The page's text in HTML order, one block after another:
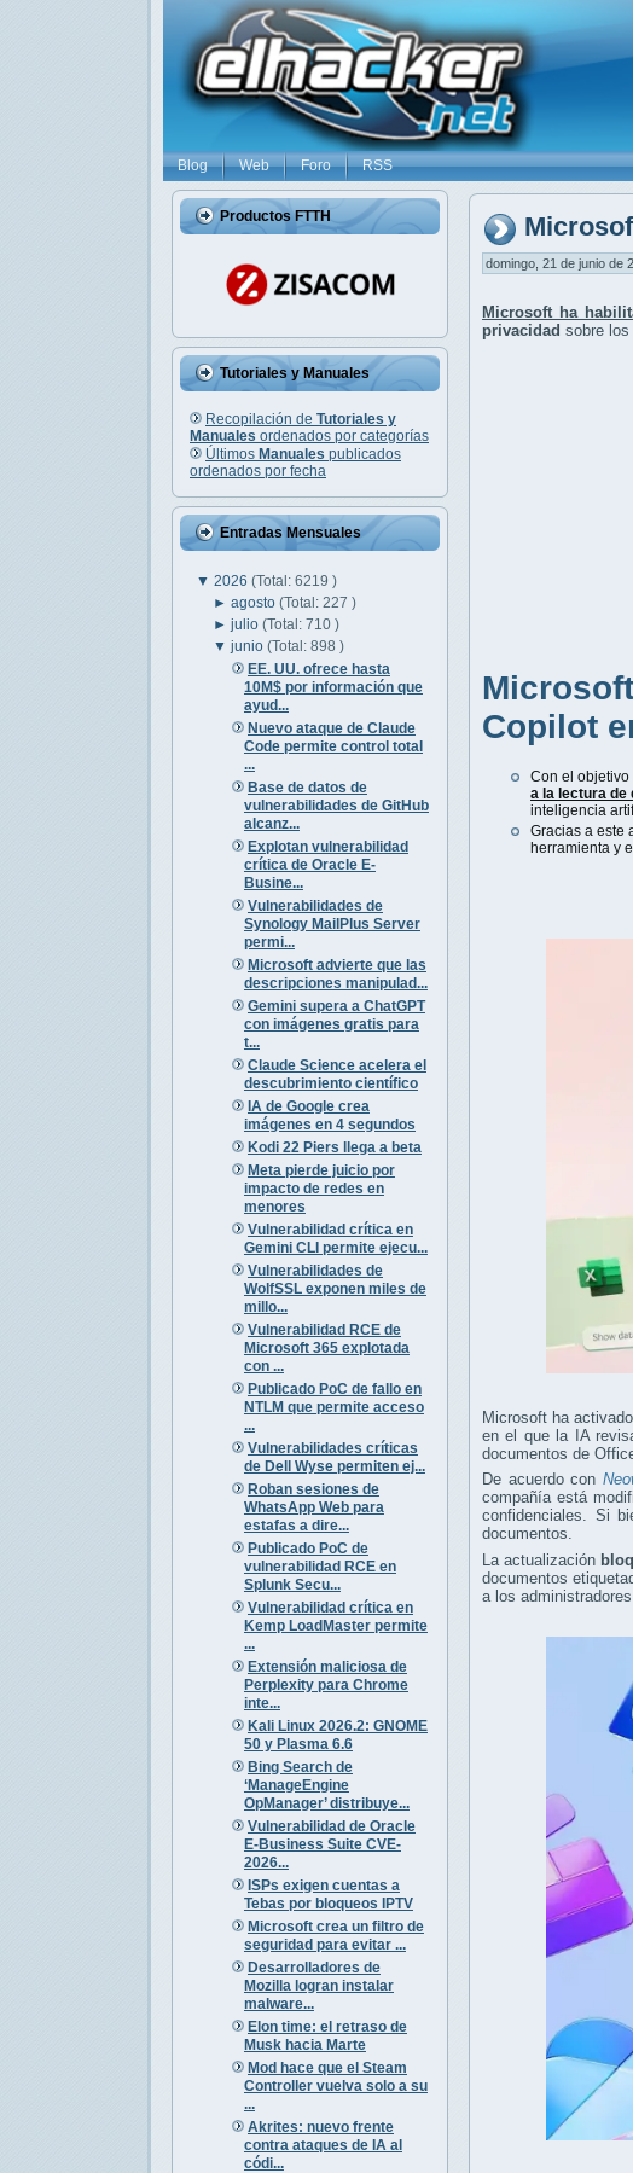
Blog Web Foro RSS
Productos FTTH
Tutoriales y Manuales
Recopilación de Tutoriales y
Manuales ordenados por categorías
Últimos Manuales publicados
ordenados por fecha
Entradas Mensuales
▼ 2026 (Total: 6219 )
►agosto(Total: 227 )
►julio(Total: 710 )
▼junio(Total: 898 )
EE. UU. ofrece hasta
10M$ por información que
ayud...
Nuevo ataque de Claude
Code permite control total
...
Base de datos de
vulnerabilidades de GitHub
alcanz...
Explotan vulnerabilidad
crítica de Oracle E-
Busine...
Vulnerabilidades de
Synology MailPlus Server
permi...
Microsoft advierte que las
descripciones manipulad...
Gemini supera a ChatGPT
con imágenes gratis para
t...
Claude Science acelera el
descubrimiento científico
IA de Google crea
imágenes en 4 segundos
Kodi 22 Piers llega a beta
Meta pierde juicio por
impacto de redes en
menores
Vulnerabilidad crítica en
Gemini CLI permite ejecu...
Vulnerabilidades de
WolfSSL exponen miles de
millo...
Vulnerabilidad RCE de
Microsoft 365 explotada
con ...
Publicado PoC de fallo en
NTLM que permite acceso
...
Vulnerabilidades críticas
de Dell Wyse permiten ej...
Roban sesiones de
WhatsApp Web para
estafas a dire...
Publicado PoC de
vulnerabilidad RCE en
Splunk Secu...
Vulnerabilidad crítica en
Kemp LoadMaster permite
...
Extensión maliciosa de
Perplexity para Chrome
inte...
Kali Linux 2026.2: GNOME
50 y Plasma 6.6
Bing Search de
‘ManageEngine
OpManager’ distribuye...
Vulnerabilidad de Oracle
E-Business Suite CVE-
2026...
ISPs exigen cuentas a
Tebas por bloqueos IPTV
Microsoft crea un filtro de
seguridad para evitar ...
Desarrolladores de
Mozilla logran instalar
malware...
Elon time: el retraso de
Musk hacia Marte
Mod hace que el Steam
Controller vuelva solo a su
...
Akrites: nuevo frente
contra ataques de IA al
códi...
domingo, 21 de junio de
Microsoft ha
privacidad sobre los
Copilot
Con el
a la lectura de
inteligencia
Gracias a este
herramienta y
Microsoft ha
en el que la IA
documentos de
De acuerdo con
compañía está
confidenciales. Si
documentos.
La actualización
documentos
a los